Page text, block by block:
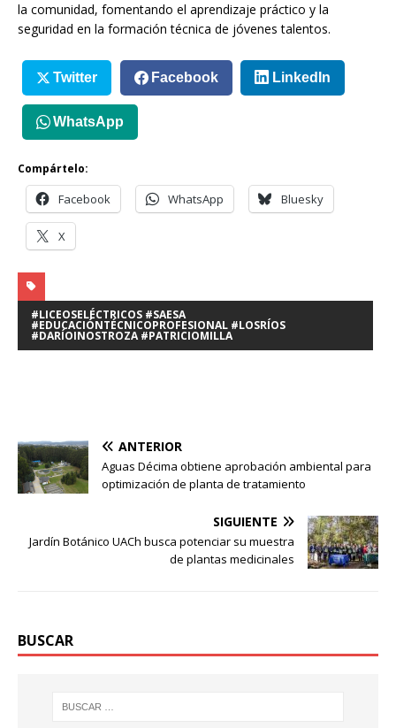
la comunidad, fomentando el aprendizaje práctico y la
seguridad en la formación técnica de jóvenes talentos.
Twitter Facebook LinkedIn
WhatsApp
Compártelo:
Facebook WhatsApp Bluesky
X
#LICEOSELÉCTRICOS #SAESA
#EDUCACIÓNTÉCNICOPROFESIONAL #LOSRÍOS
#DARÍOINOSTROZA #PATRICIOMILLA
ANTERIOR
Aguas Décima obtiene aprobación ambiental para
optimización de planta de tratamiento
SIGUIENTE
Jardín Botánico UACh busca potenciar su muestra
de plantas medicinales
BUSCAR